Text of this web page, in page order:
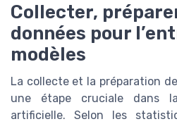
Collecter,
données pour
modèles
La collecte et la préparation
une étape cruciale dans
artificielle. Selon les